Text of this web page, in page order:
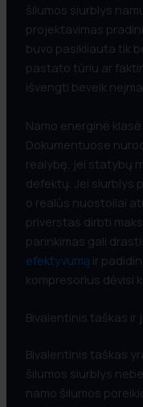
šilumos siurblys
projektavimas
buvo pasikliauta tik
pastato tūriu ar
išvengti beveik
Namo energinė
Dokumentuose
realybę, jei statybų
defektų. Jei siurblys
o realūs nuostoliai
priverstas dirbti
parinkimas gali
efektyvumą ir
kompresorius dėvisi
Bivalentinis taškas ir
Bivalentinis taškas
šilumos siurblys
namo šilumos